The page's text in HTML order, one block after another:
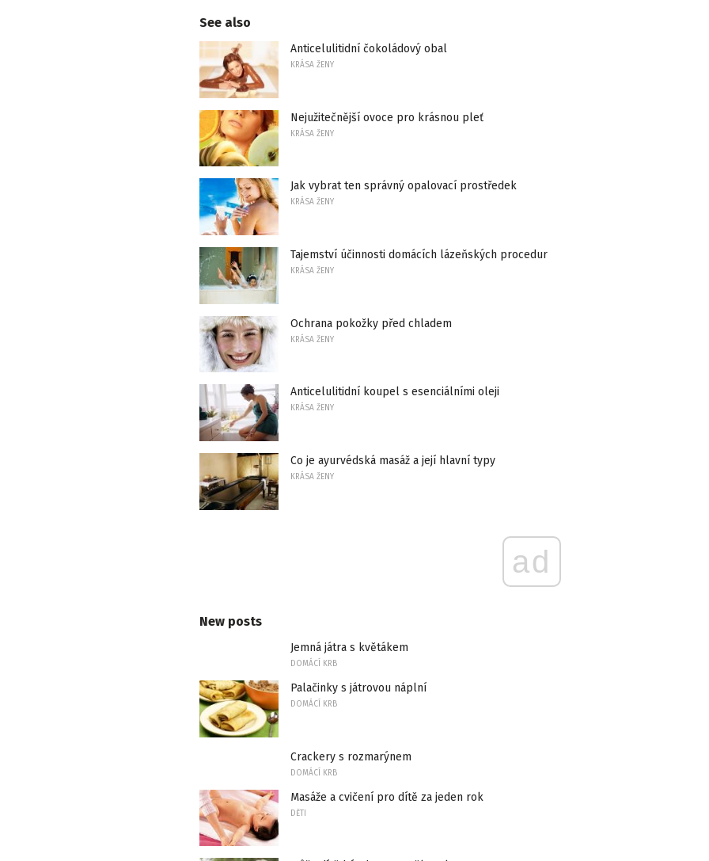
See also
Anticelulitidní čokoládový obal
KRÁSA ŽENY
Nejužitečnější ovoce pro krásnou pleť
KRÁSA ŽENY
Jak vybrat ten správný opalovací prostředek
KRÁSA ŽENY
Tajemství účinnosti domácích lázeňských procedur
KRÁSA ŽENY
Ochrana pokožky před chladem
KRÁSA ŽENY
Anticelulitidní koupel s esenciálními oleji
KRÁSA ŽENY
Co je ayurvédská masáž a její hlavní typy
KRÁSA ŽENY
ad
New posts
Jemná játra s květákem
DOMÁCÍ KRB
Palačinky s játrovou náplní
DOMÁCÍ KRB
Crackery s rozmarýnem
DOMÁCÍ KRB
Masáže a cvičení pro dítě za jeden rok
DĚTI